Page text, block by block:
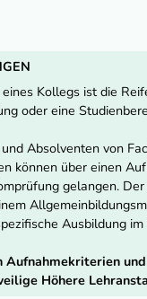
Kollegs ist die
oder eine
Absolventen von
können über einen
gelangen.
Ausbildung
Aufnahmekriterien
Höhere